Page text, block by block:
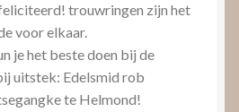
trouwringen zijn het
voor elkaar.
je het beste doen bij de
uitstek: Edelsmid rob
te Helmond!